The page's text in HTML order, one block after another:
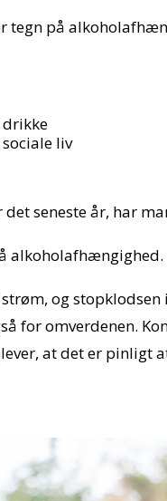
tegn på
drikke
liv
seneste år, har
alkoholafhængighed.
og
for omverdenen.
at det er pinligt